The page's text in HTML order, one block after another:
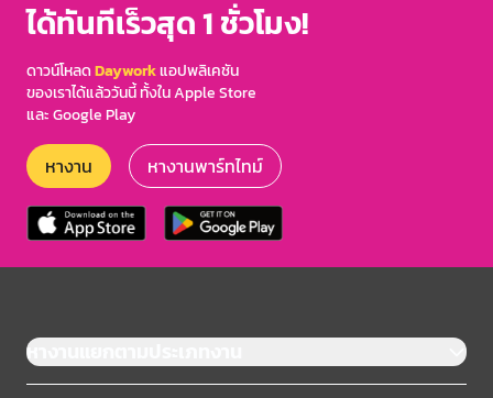
ได้ทันทีเร็วสุด 1 ชั่วโมง!
ดาวน์โหลดDayworkแอปพลิเคชัน
ของเราได้แล้ววันนี้ ทั้งใน Apple Store
และ Google Play
หางาน หางานพาร์ทไทม์
หางานแยกตามประเภทงาน